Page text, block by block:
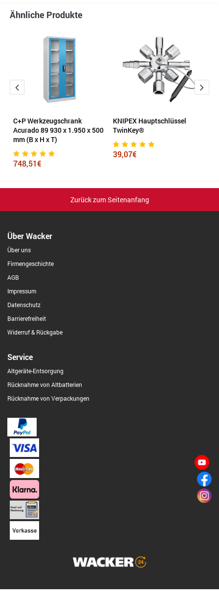
Ähnliche Produkte
C+P Werkzeugschrank
Acurado 89 930 x 1.950 x 500
mm (B x H x T)
748,51€
KNIPEX Hauptschlüssel
TwinKey®
39,07€
Zurück zum Seitenanfang
Über Wacker
Über uns
Firmengeschichte
AGB
Impressum
Datenschutz
Barrierefreiheit
Widerruf & Rückgabe
Service
Altgeräte-Entsorgung
Rücknahme von Altbatterien
Rücknahme von Verpackungen